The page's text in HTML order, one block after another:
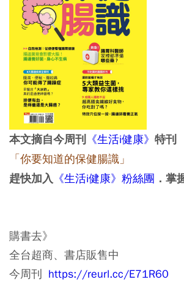
本文摘自今周刊 《生活i健康》 特刊
「你要知道的保健腸識」
趕快加入 《生活i健康》粉絲團 ．掌
購書去》
全台超商、書店販售中
今周刊 https://reurl.cc/E71R60